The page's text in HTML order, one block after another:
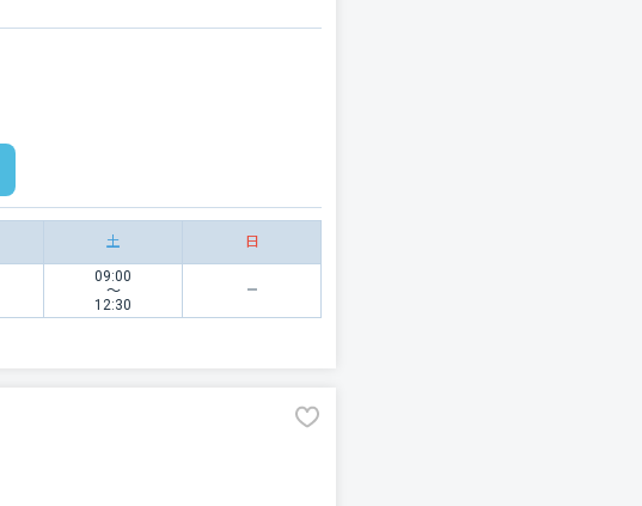
土 日
09:00
〜
12:30